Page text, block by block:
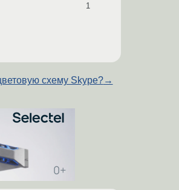
1
схему Skype?→